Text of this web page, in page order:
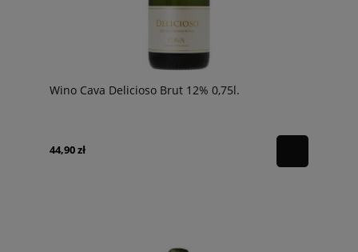
Wino Cava Delicioso Brut 12% 0,75l.
44,90 zł